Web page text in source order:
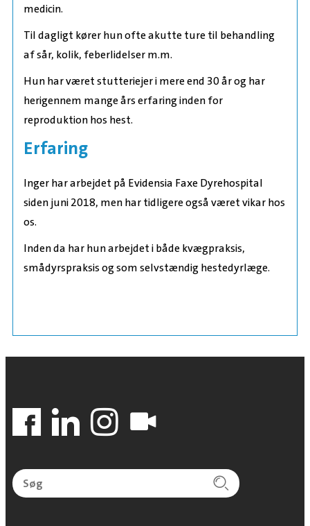
medicin.
Til dagligt kører hun ofte akutte ture til behandling
af sår, kolik, feberlidelser m.m.
Hun har været stutteriejer i mere end 30 år og har
herigennem mange års erfaring inden for
reproduktion hos hest.
Erfaring
Inger har arbejdet på Evidensia Faxe Dyrehospital
siden juni 2018, men har tidligere også været vikar hos
os.
Inden da har hun arbejdet i både kvægpraksis,
smådyrspraksis og som selvstændig hestedyrlæge.